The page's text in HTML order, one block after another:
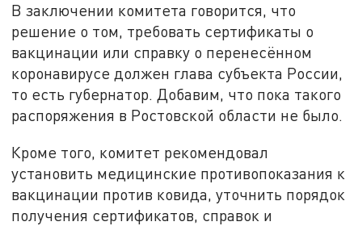
В заключении комитета говорится, что
решение о том, требовать сертификаты о
вакцинации или справку о перенесённом
коронавирусе должен глава субъекта России,
то есть губернатор. Добавим, что пока такого
распоряжения в Ростовской области не было.
Кроме того, комитет рекомендовал
установить медицинские противопоказания к
вакцинации против ковида, уточнить порядок
получения сертификатов, справок и